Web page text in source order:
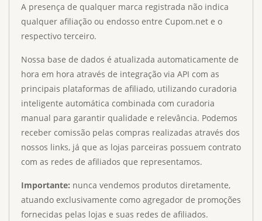
A presença de qualquer marca registrada não indica
qualquer afiliação ou endosso entre Cupom.net e o
respectivo terceiro.
Nossa base de dados é atualizada automaticamente de
hora em hora através de integração via API com as
principais plataformas de afiliado, utilizando curadoria
inteligente automática combinada com curadoria
manual para garantir qualidade e relevância. Podemos
receber comissão pelas compras realizadas através dos
nossos links, já que as lojas parceiras possuem contrato
com as redes de afiliados que representamos.
Importante: nunca vendemos produtos diretamente,
atuando exclusivamente como agregador de promoções
fornecidas pelas lojas e suas redes de afiliados.